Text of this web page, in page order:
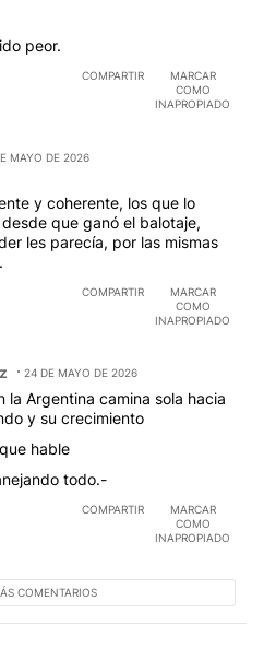
peor.
COMPARTIR
MARCAR
COMO
INAPROPIADO
MAYO DE 2026
y coherente, los que lo
que ganó el balotaje,
les parecía, por las mismas
COMPARTIR
MARCAR
COMO
INAPROPIADO
24 DE MAYO DE 2026
la Argentina camina sola hacia
y su crecimiento
hable
todo.-
COMPARTIR
MARCAR
COMO
INAPROPIADO
COMENTARIOS